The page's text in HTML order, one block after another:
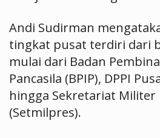
Andi Sudirman
tingkat pusat terdiri dari
mulai dari Badan
Pancasila (BPIP), DPPI
hingga Sekretariat Militer
(Setmilpres).